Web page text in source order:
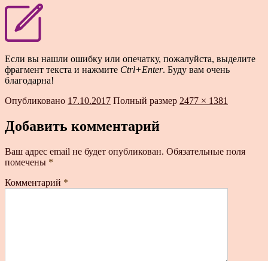
Если вы нашли ошибку или опечатку, пожалуйста, выделите
фрагмент текста и нажмите Ctrl+Enter. Буду вам очень
благодарна!
Опубликовано 17.10.2017 Полный размер 2477 × 1381
Добавить комментарий
Ваш адрес email не будет опубликован. Обязательные поля
помечены *
Комментарий *